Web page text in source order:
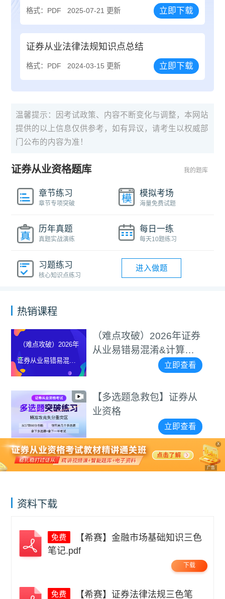
格式：PDF 2025-07-21 更新 立即下载
证券从业法律法规知识点总结
格式：PDF 2024-03-15 更新 立即下载
温馨提示：因考试政策、内容不断变化与调整，本网站
提供的以上信息仅供参考，如有异议，请考生以权威部
门公布的内容为准！
证券从业资格题库 我的题库
章节练习
章节专项突破
模拟考场
海量免费试题
历年真题
真题实战演练
每日一练
每天10题练习
习题练习
核心知识点练习
进入做题
热销课程
（难点攻破）2026年
证券从业易错易混淆&
计算题等专项突破视
频
（难点攻破）2026年证券
从业易错易混淆&计算题
等专项突破视频
立即查看
【多选题急救包】证券从
业资格
立即查看
X
广告
资料下载
笔记.pdf
下载